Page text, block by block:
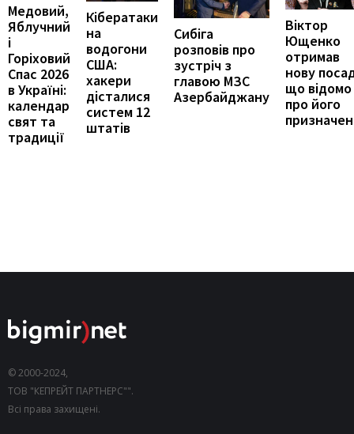
Медовий,
Яблучний
і
Горіховий
Спас 2026
в Україні:
календар
свят та
традиції
Кібератаки
на
водогони
США:
хакери
дісталися
систем 12
штатів
Сибіга
розповів про
зустріч з
главою МЗС
Азербайджану
Віктор
Ющенко
отримав
нову
що відомо
про його
© 2000-2024,
ТОВ "КЕПРЕЙТ ПАРТНЕРС"".
Всі права захищені.